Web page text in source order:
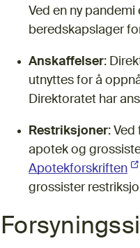
Ved en ny
beredskapslager
Anskaffelser:
utnyttes for å
Direktoratet har
Restriksjoner:
apotek og
Apotekforskriften
grossister